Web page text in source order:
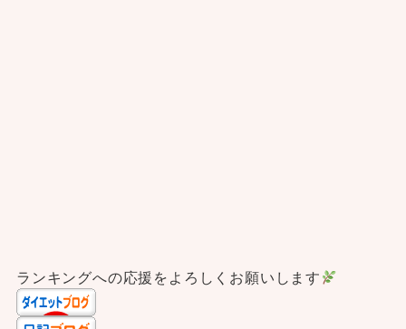
ランキングへの応援をよろしくお願いします